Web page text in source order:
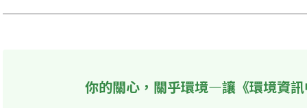
你的關心，關乎環境—讓《環境資